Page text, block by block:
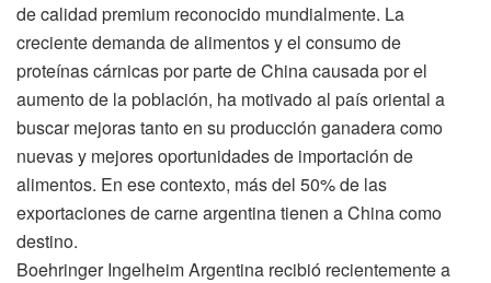
de calidad premium reconocido mundialmente. La
creciente demanda de alimentos y el consumo de
proteínas cárnicas por parte de China causada por el
aumento de la población, ha motivado al país oriental a
buscar mejoras tanto en su producción ganadera como
nuevas y mejores oportunidades de importación de
alimentos. En ese contexto, más del 50% de las
exportaciones de carne argentina tienen a China como
destino.
Boehringer Ingelheim Argentina recibió recientemente a